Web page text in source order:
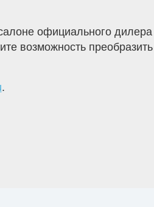
официального
возможность
.